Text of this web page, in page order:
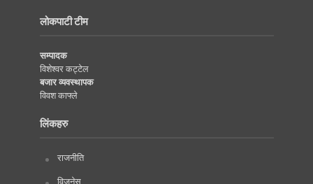
लोकपाटी टीम
सम्पादक
विशेश्वर कट्टेल
बजार व्यवस्थापक
विवश काफ्ले
लिंकहरु
राजनीति
विजनेस